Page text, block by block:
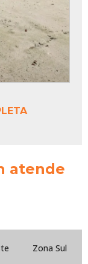
atende
Zona Sul